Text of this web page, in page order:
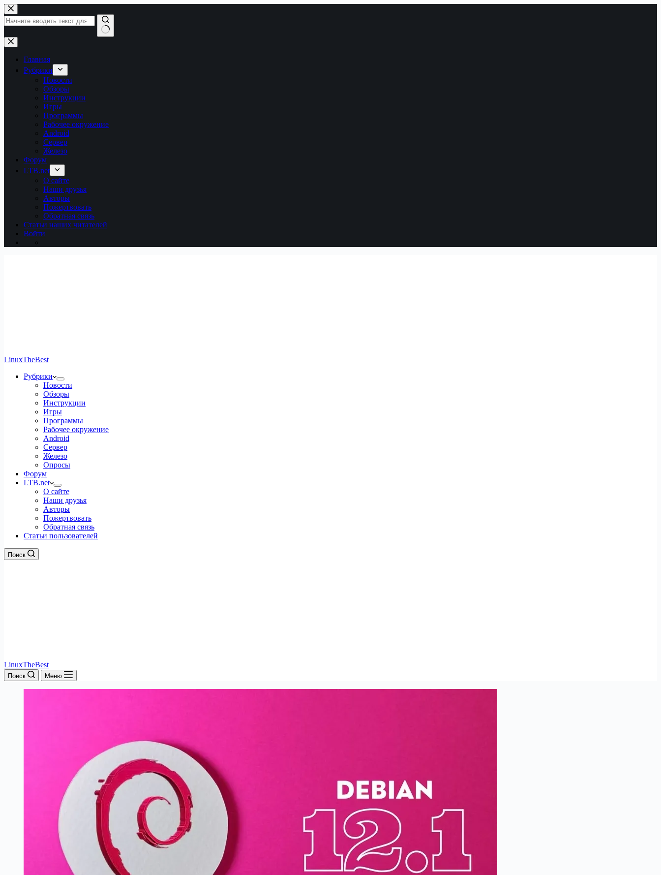
Перейти
к
сути
Ничего
не
найденоГлавная
Рубрики
Новости
Обзоры
Инструкции
Игры
Программы
Рабочее окружение
Android
Сервер
Железо
Форум
LTB.net
О сайте
Наши друзья
Авторы
Пожертвовать
Обратная связь
Статьи наших читателей
Войти
LinuxTheBest
Рубрики
Новости
Обзоры
Инструкции
Игры
Программы
Рабочее окружение
Android
Сервер
Железо
Опросы
Форум
LTB.net
О сайте
Наши друзья
Авторы
Пожертвовать
Обратная связь
Статьи пользователей
Поиск
LinuxTheBest
Поиск Меню